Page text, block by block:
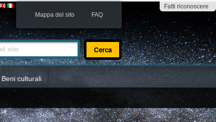
Fatti riconoscere
Mappa del sito FAQ
Beni culturali